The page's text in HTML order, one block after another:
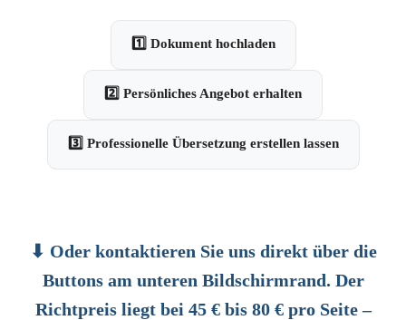
1️⃣ Dokument hochladen
2️⃣ Persönliches Angebot erhalten
3️⃣ Professionelle Übersetzung erstellen lassen
⬇ Oder kontaktieren Sie uns direkt über die
Buttons am unteren Bildschirmrand. Der
Richtpreis liegt bei 45 € bis 80 € pro Seite –